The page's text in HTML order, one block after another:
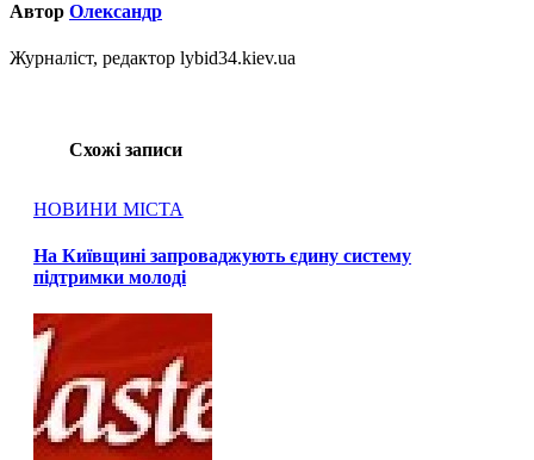
Автор Олександр
Журналіст, редактор lybid34.kiev.ua
Схожі записи
НОВИНИ МІСТА
На Київщині запроваджують єдину систему
підтримки молоді